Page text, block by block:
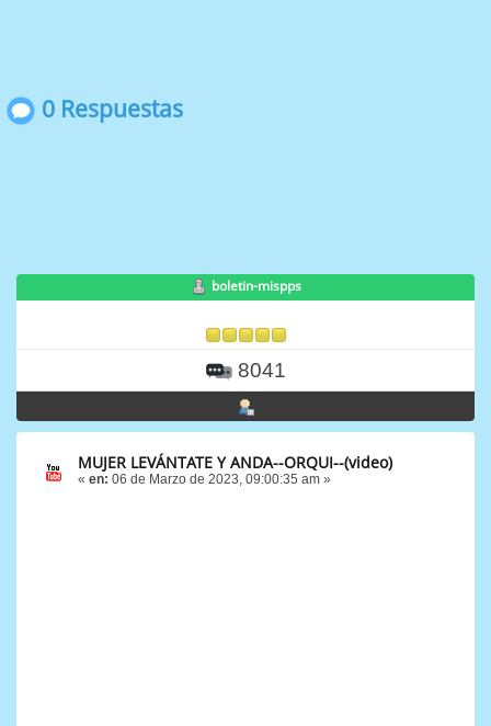
0 Respuestas
boletin-mispps
8041
MUJER LEVÁNTATE Y ANDA--ORQUI--(video)
« en: 06 de Marzo de 2023, 09:00:35 am »